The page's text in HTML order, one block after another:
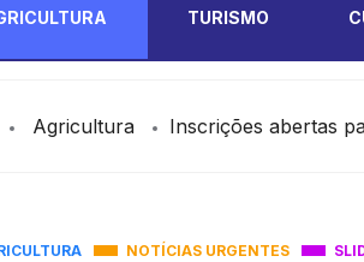
TURISMO
Agricultura Inscrições abertas
NOTÍCIAS URGENTES